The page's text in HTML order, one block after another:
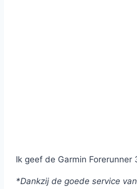
Ik geef de Garmin Forerunner
*Dankzij de goede service